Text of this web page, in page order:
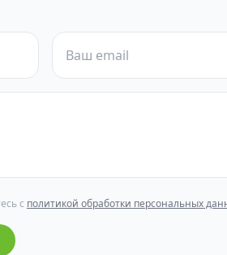
с политикой обработки персональных